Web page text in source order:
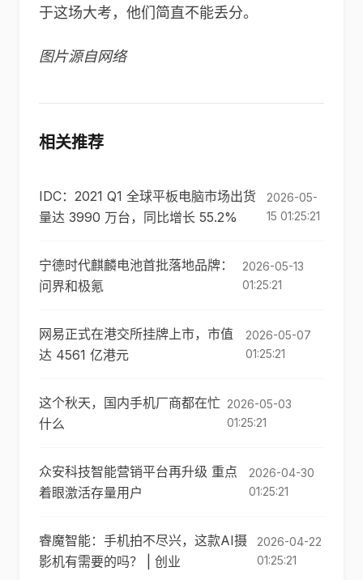
于这场大考，他们简直不能丢分。
图片源自网络
相关推荐
IDC：2021 Q1 全球平板电脑市场出货
量达 3990 万台，同比增长 55.2%
2026-05-
15 01:25:21
宁德时代麒麟电池首批落地品牌：
问界和极氪
2026-05-13
01:25:21
网易正式在港交所挂牌上市，市值
达 4561 亿港元
2026-05-07
01:25:21
这个秋天，国内手机厂商都在忙
什么
2026-05-03
01:25:21
众安科技智能营销平台再升级 重点
着眼激活存量用户
2026-04-30
01:25:21
睿魔智能：手机拍不尽兴，这款AI摄
影机有需要的吗？ | 创业
2026-04-22
01:25:21